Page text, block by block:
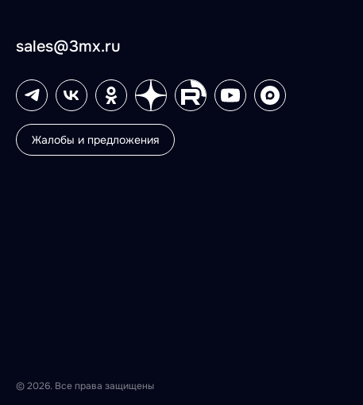
sales@3mx.ru
Жалобы и предложения
© 2026. Все права защищены